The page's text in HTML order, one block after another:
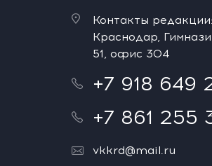
Контакты редакции:
Краснодар,
51, офис 304
+7 918 649
+7 861 255
vkkrd@mail.ru